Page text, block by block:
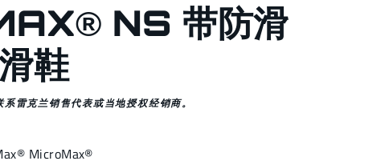
NS 带防滑
鞋
雷克兰销售代表或当地授权经销商。
MicroMax®